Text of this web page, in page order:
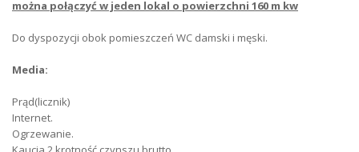
Flooring
Height
Number of phone lines.
Internet connection
Parking type
można połączyć w jeden lokal o powierzchni 160 m kw
Do dyspozycji obok pomieszczeń WC damski i męski.
Media:
Prąd(licznik)
Internet.
Ogrzewanie.